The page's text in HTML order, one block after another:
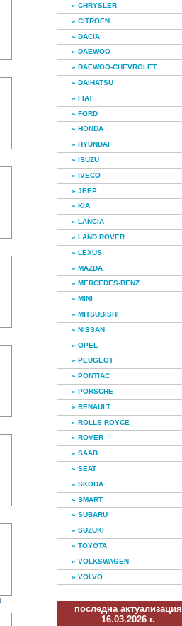
» CHRYSLER
» CITROEN
» DACIA
» DAEWOO
» DAEWOO-CHEVROLET
» DAIHATSU
» FIAT
» FORD
» HONDA
» HYUNDAI
» ISUZU
» IVECO
» JEEP
» KIA
» LANCIA
» LAND ROVER
» LEXUS
» MAZDA
» MERCEDES-BENZ
» MINI
» MITSUBISHI
» NISSAN
» OPEL
» PEUGEOT
» PONTIAC
» PORSCHE
» RENAULT
» ROLLS ROYCE
» ROVER
» SAAB
» SEAT
» SKODA
» SMART
» SUBARU
» SUZUKI
» TOYOTA
» VOLKSWAGEN
» VOLVO
последна актуализация
16.03.2026 г.